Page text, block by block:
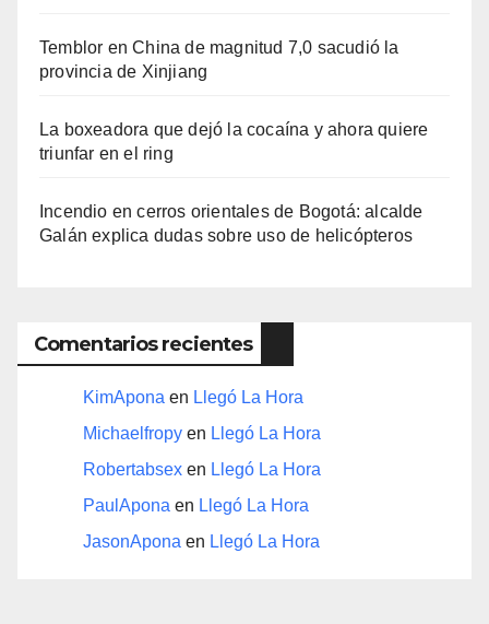
Temblor en China de magnitud 7,0 sacudió la
provincia de Xinjiang
La boxeadora que dejó la cocaína y ahora quiere
triunfar en el ring​
Incendio en cerros orientales de Bogotá: alcalde
Galán explica dudas sobre uso de helicópteros
Comentarios recientes
KimApona en Llegó La Hora
Michaelfropy en Llegó La Hora
Robertabsex en Llegó La Hora
PaulApona en Llegó La Hora
JasonApona en Llegó La Hora